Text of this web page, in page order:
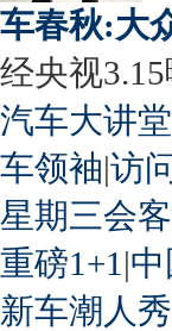
车春秋:大
经央视
汽车大讲堂
车领袖|访
星期三会
重磅1+1 |
新车潮人秀